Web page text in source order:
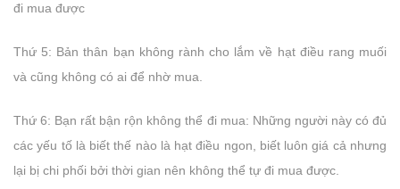
đi mua được
Thứ 5: Bản thân bạn không rành cho lắm về hạt điều rang muối
và cũng không có ai để nhờ mua.
Thứ 6: Bạn rất bận rộn không thể đi mua: Những người này có đủ
các yếu tố là biết thế nào là hạt điều ngon, biết luôn giá cả nhưng
lại bị chi phối bởi thời gian nên không thể tự đi mua được.